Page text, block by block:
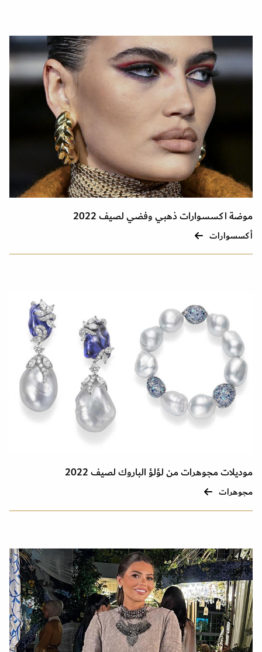
موضة اكسسوارات ذهبي وفضي لصيف 2022
أكسسوارات
موديلات مجوهرات من لؤلؤ الباروك لصيف 2022
مجوهرات